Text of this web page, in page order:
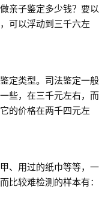
亲子鉴定多少钱？要以
可以浮动到三千六左
定类型。司法鉴定一般
些，在三千元左右，而
的价格在两千四元左
、用过的纸巾等等，一
比较难检测的样本有：